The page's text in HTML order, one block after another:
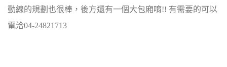
動線的規劃也很棒，後方還有一個大包廂唷!! 有需要的可以
電洽04-24821713